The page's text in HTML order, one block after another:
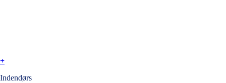
+
Indendørs